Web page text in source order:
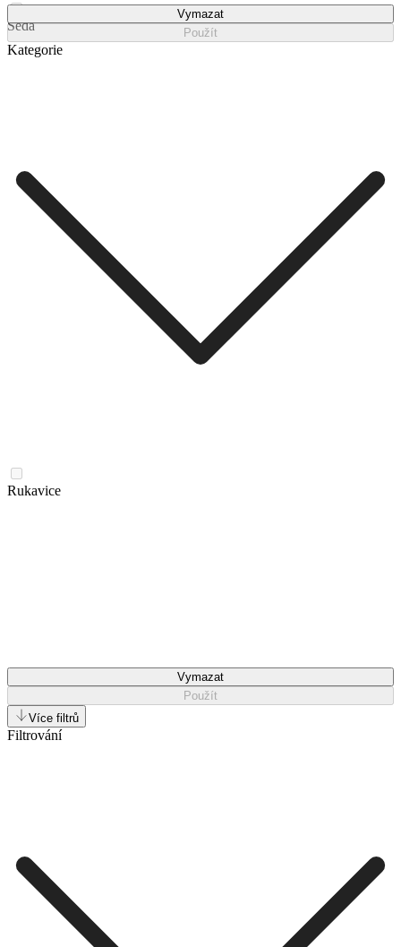
Šedá
Vymazat
Použít
Kategorie
Rukavice
Vymazat
Použít
Více filtrů
Filtrování